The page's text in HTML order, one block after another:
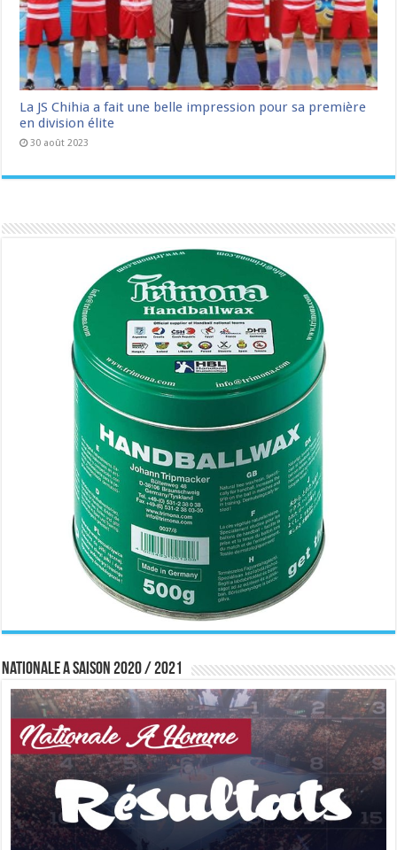
La JS Chihia a fait une belle impression pour sa première
en division élite
30 août 2023
Nationale A saison 2020 / 2021